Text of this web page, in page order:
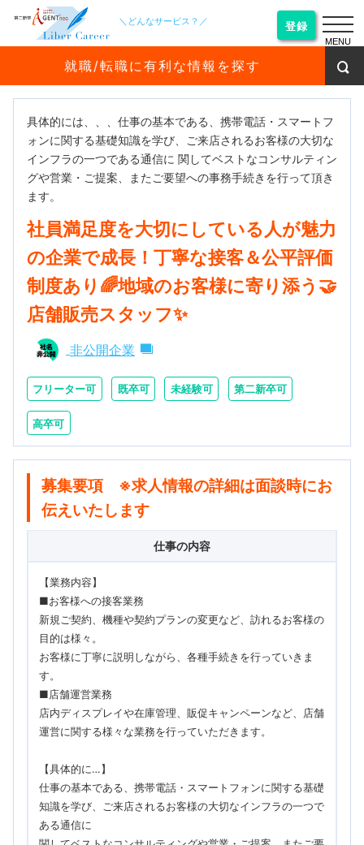
＼どんなサービス？／ 登録
就職/転職に有利な情報を探す
具体的には、、、仕事の基本である、携帯電話・スマートフ
ォンに関する基礎知識を学び、ご来店されるお客様の大切な
インフラの一つである通信に 関してベストなコンサルティン
グや営業・ご提案、またご要望への事務手続きを行って頂き
ます。
社員満足度を大切にしている人が魅力
の企業で成長！丁寧な接客＆公平評価
制度あり🌈地域のお客様に寄り添う🤝
店舗販売スタッフ✨
非公開企業
フリーター可 既卒可 未経験可 第二新卒可
高卒可
募集要項 ※求人情報の詳細は面談時にお
伝えいたします
仕事の内容
【業務内容】
■お客様への接客業務
新規ご契約、機種や契約プランの変更など、訪れるお客様の
目的は様々。
お客様に丁寧に説明しながら、各種手続きを行っていきま
す。
■店舗運営業務
店内ディスプレイや在庫管理、販促キャンペーンなど、店舗
運営に関する様々な業務を行っていただきます。
【具体的に…】
仕事の基本である、携帯電話・スマートフォンに関する基礎
知識を学び、ご来店されるお客様の大切なインフラの一つで
ある通信に
MENU